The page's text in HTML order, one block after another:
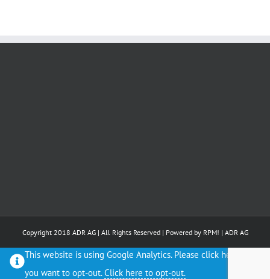
Copyright 2018 ADR AG | All Rights Reserved | Powered by RPM! | ADR AG
This website is using Google Analytics. Please click here if
you want to opt-out.Click here to opt-out.